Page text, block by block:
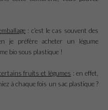
: c’est le cas souvent des
je préfère acheter un légume
bio sous plastique !
fruits et légumes : en effet,
à chaque fois un sac plastique ?